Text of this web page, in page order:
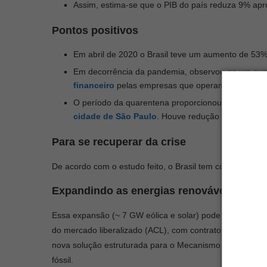
Assim, estima-se que o PIB do país reduza 9%
Pontos positivos
Em abril de 2020 o Brasil teve um aumento de
Em decorrência da pandemia, observou-se um
financeiro pelas empresas que operam no Brasil;
O período da quarentena proporcionou uma
cidade de São Paulo . Houve redução de 77% de
Para se recuperar da crise
De acordo com o estudo feito, o Brasil tem condições
Expandindo as energias renováveis não
Essa expansão (~ 7 GW eólica e solar) pode ser
do mercado liberalizado (ACL), com contratos
nova solução estruturada para o Mecanismo de
fóssil.